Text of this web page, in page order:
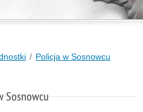
Policja w Sosnowcu
Sosnowcu